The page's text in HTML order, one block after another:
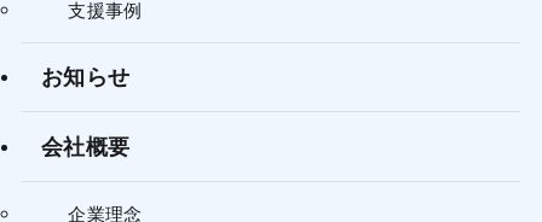
支援事例
お知らせ
会社概要
企業理念